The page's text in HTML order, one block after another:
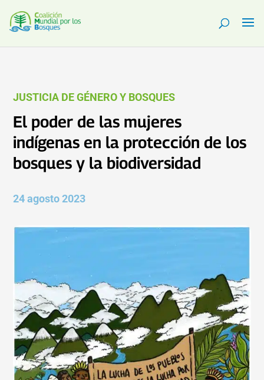
JUSTICIA DE GÉNERO Y BOSQUES
El poder de las mujeres
indígenas en la protección de los
bosques y la biodiversidad
24 agosto 2023